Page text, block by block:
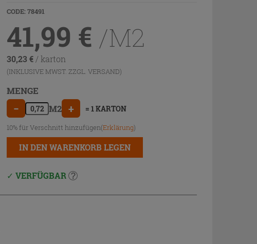
CODE: 78491
41,99 € /M2
30,23 € / karton
(INKLUSIVE MWST. ZZGL. VERSAND)
MENGE
− M2 + = 1 KARTON
10% für Verschnitt hinzufügen(Erklärung)
IN DEN WARENKORB LEGEN
VERFÜGBAR